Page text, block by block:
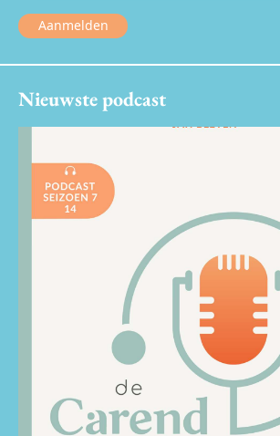
Aanmelden
Nieuwste podcast